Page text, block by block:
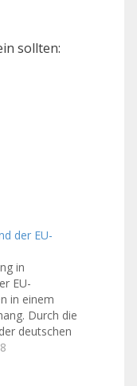
sollten:
der EU-
in
EU-
in einem
Durch die
deutschen
in Form